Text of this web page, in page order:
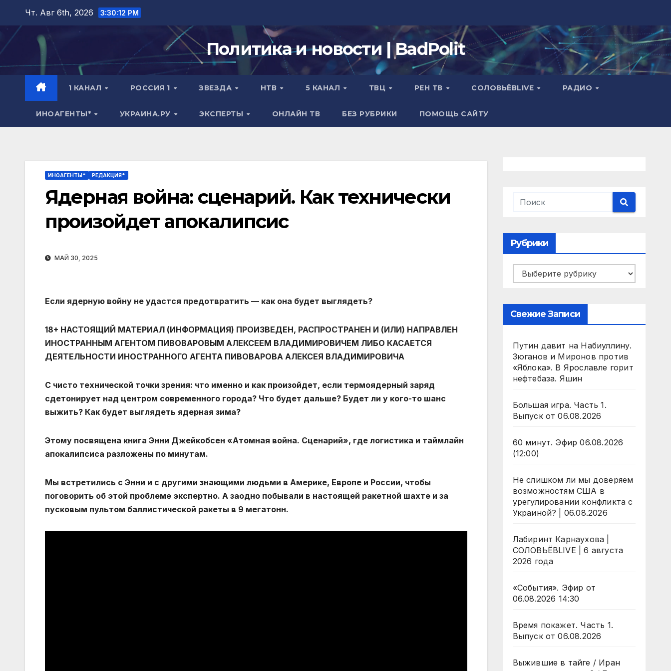
Перейти
содержимому
Чт. Авг 6th, 2026 3:30:12 PM
Политика и новости | BadPolit
1 КАНАЛ РОССИЯ 1 ЗВЕЗДА НТВ 5 КАНАЛ ТВЦ РЕН ТВ СОЛОВЬЁВLIVE РАДИО
ИНОАГЕНТЫ* УКРАИНА.РУ ЭКСПЕРТЫ ОНЛАЙН ТВ БЕЗ РУБРИКИ ПОМОЩЬ САЙТУ
ИНОАГЕНТЫ* РЕДАКЦИЯ*
Ядерная война: сценарий. Как технически
произойдет апокалипсис
МАЙ 30, 2025
Если ядерную войну не удастся предотвратить — как она будет выглядеть?
18+ НАСТОЯЩИЙ МАТЕРИАЛ (ИНФОРМАЦИЯ) ПРОИЗВЕДЕН, РАСПРОСТРАНЕН И (ИЛИ) НАПРАВЛЕН
ИНОСТРАННЫМ АГЕНТОМ ПИВОВАРОВЫМ АЛЕКСЕЕМ ВЛАДИМИРОВИЧЕМ ЛИБО КАСАЕТСЯ
ДЕЯТЕЛЬНОСТИ ИНОСТРАННОГО АГЕНТА ПИВОВАРОВА АЛЕКСЕЯ ВЛАДИМИРОВИЧА
С чисто технической точки зрения: что именно и как произойдет, если термоядерный заряд
сдетонирует над центром современного города? Что будет дальше? Будет ли у кого-то шанс
выжить? Как будет выглядеть ядерная зима?
Этому посвящена книга Энни Джейкобсен «Атомная война. Сценарий», где логистика и таймлайн
апокалипсиса разложены по минутам.
Мы встретились с Энни и с другими знающими людьми в Америке, Европе и России, чтобы
поговорить об этой проблеме экспертно. А заодно побывали в настоящей ракетной шахте и за
пусковым пультом баллистической ракеты в 9 мегатонн.
Рубрики
Рубрики
Свежие Записи
Путин давит на Набиуллину.
Зюганов и Миронов против
«Яблока». В Ярославле горит
нефтебаза. Яшин
Большая игра. Часть 1.
Выпуск от 06.08.2026
60 минут. Эфир 06.08.2026
(12:00)
Не слишком ли мы доверяем
возможностям США в
урегулировании конфликта с
Украиной? | 06.08.2026
Лабиринт Карнаухова |
СОЛОВЬЁВLIVE | 6 августа
2026 года
«События». Эфир от
06.08.2026 14:30
Время покажет. Часть 1.
Выпуск от 06.08.2026
Выжившие в тайге / Иран